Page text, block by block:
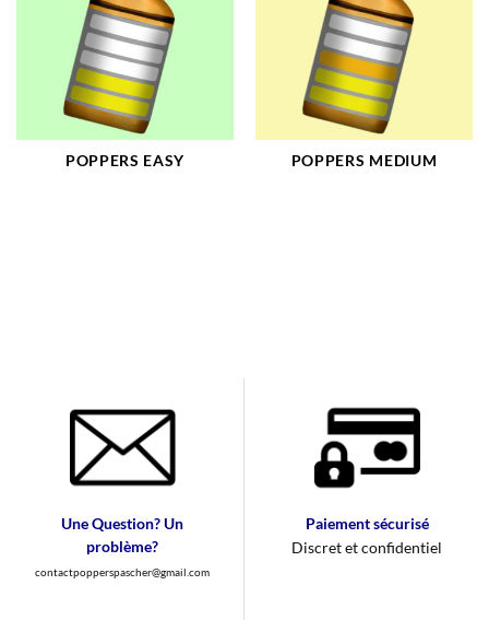
POPPERS EASY POPPERS MEDIUM
Une Question? Un
problème?
contactpopperspascher@gmail.com
Paiement sécurisé
Discret et confidentiel